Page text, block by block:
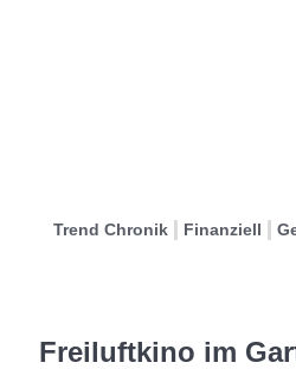
Trend Chronik Finanziell
Freiluftkino im